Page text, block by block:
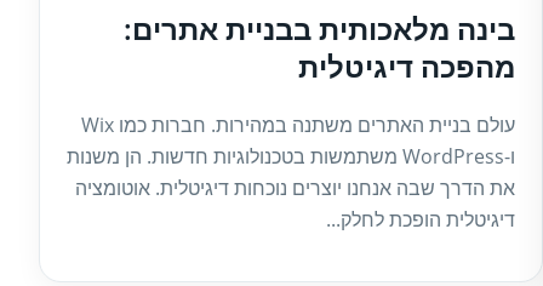
בינה מלאכותית בבניית אתרים:
מהפכה דיגיטלית
עולם בניית האתרים משתנה במהירות. חברות כמו Wix
ו-WordPress משתמשות בטכנולוגיות חדשות. הן משנות
את הדרך שבה אנחנו יוצרים נוכחות דיגיטלית. אוטומציה
דיגיטלית הופכת לחלק...